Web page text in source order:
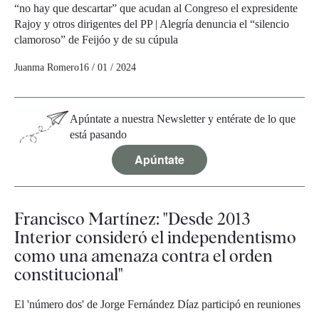
“no hay que descartar” que acudan al Congreso el expresidente
Rajoy y otros dirigentes del PP | Alegría denuncia el “silencio
clamoroso” de Feijóo y de su cúpula
Juanma Romero16 / 01 / 2024
Apúntate a nuestra Newsletter y entérate de lo que
está pasando
Apúntate
Francisco Martínez: "Desde 2013
Interior consideró el independentismo
como una amenaza contra el orden
constitucional"
El 'número dos' de Jorge Fernández Díaz participó en reuniones